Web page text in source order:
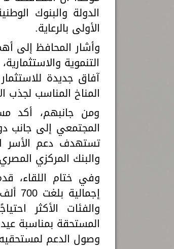
الدولة والبنوك
الأولى بالرعاية.
وأشار المحافظ إلى
التنموية
آفاق جديدة
المناخ المناسب لجذب
ومن جانبهم، أكد
المجتمعي إلى جانب
تستهدف دعم الأسر
والبنك المركزي
والفئات الأكثر
المستحقة بمناسبة
وصول الدعم